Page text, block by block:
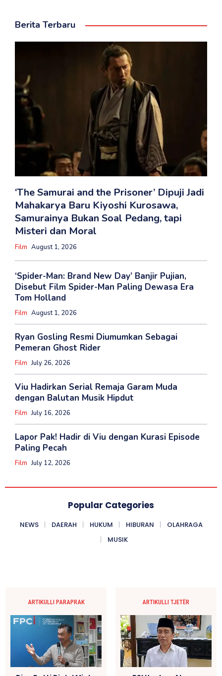
Berita Terbaru
‘The Samurai and the Prisoner’ Dipuji Jadi
Mahakarya Baru Kiyoshi Kurosawa,
Samurainya Bukan Soal Pedang, tapi
Misteri dan Moral
Film August 1, 2026
‘Spider-Man: Brand New Day’ Banjir Pujian,
Disebut Film Spider-Man Paling Dewasa Era
Tom Holland
Film August 1, 2026
Ryan Gosling Resmi Diumumkan Sebagai
Pemeran Ghost Rider
Film July 26, 2026
Viu Hadirkan Serial Remaja Garam Muda
dengan Balutan Musik Hipdut
Film July 16, 2026
Lapor Pak! Hadir di Viu dengan Kurasi Episode
Paling Pecah
Film July 12, 2026
Popular Categories
NEWS DAERAH HUKUM HIBURAN
OLAHRAGA
MUSIK
ARTIKULLI PARAPRAK ARTIKULLI TJETËR